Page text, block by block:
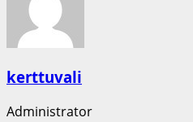
kerttuvali
Administrator